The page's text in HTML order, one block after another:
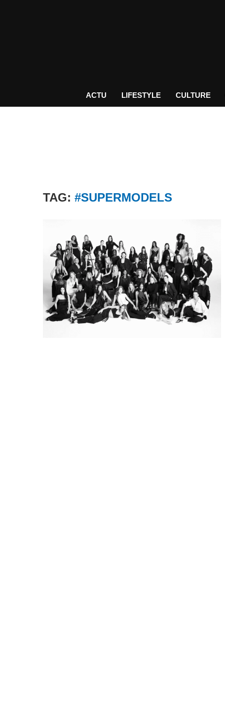
ACTU LIFESTYLE CULTURE
TAG: #SUPERMODELS